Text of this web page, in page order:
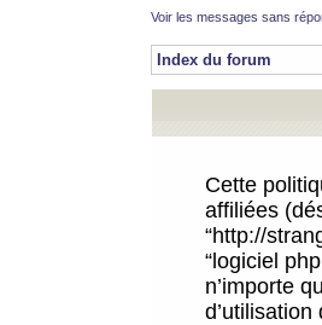
Voir les messages sans
Index du forum
Cette
affiliées
“http://
“logiciel
n’importe